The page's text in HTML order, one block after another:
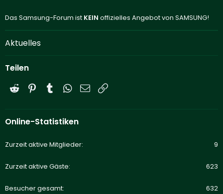
Das Samsung-Forum ist KEIN offizielles Angebot von SAMSUNG!
Aktuelles
Teilen
Reddit PinterestTumblrWhatsApp
E-Mail
Online-Statistiken
Zurzeit aktive Mitglieder 9
Zurzeit aktive Gäste 623
Besucher gesamt 632